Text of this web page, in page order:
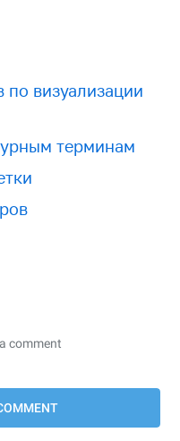
по визуализации
терминам